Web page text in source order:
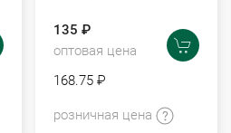
135 ₽
оптовая цена
168.75 ₽
розничная цена